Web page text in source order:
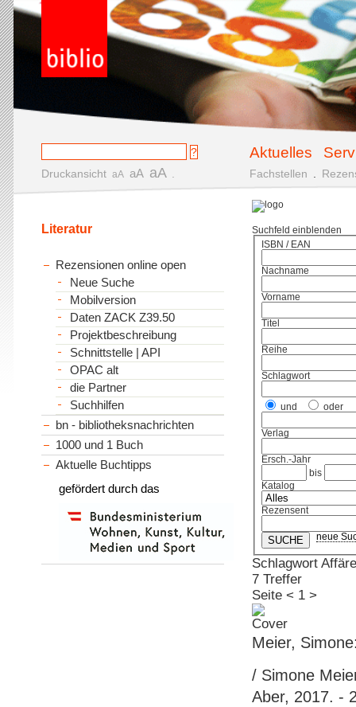
Aktuelles
Druckansicht aA aA aA Fachstellen
Suchfeld einblenden
ISBN / EAN
Nachname
Vorname
Titel
Reihe
Schlagwort
und oder
Verlag
Ersch.-Jahr
bis
Katalog
Rezensent
neue
Schlagwort Affäre
7 Treffer
Seite < 1 >
Meier,
/ Simone
Aber, 2017. -
Literatur
Rezensionen online open
Neue Suche
Mobilversion
Daten ZACK Z39.50
Projektbeschreibung
Schnittstelle | API
OPAC alt
die Partner
Suchhilfen
bn - bibliotheksnachrichten
1000 und 1 Buch
Aktuelle Buchtipps
gefördert durch das